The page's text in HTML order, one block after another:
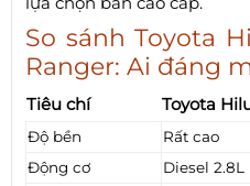
So sánh Toyota
Ranger: Ai đáng
Tiêu chí Toyota
Độ bền Rất cao
Động cơ
Diesel